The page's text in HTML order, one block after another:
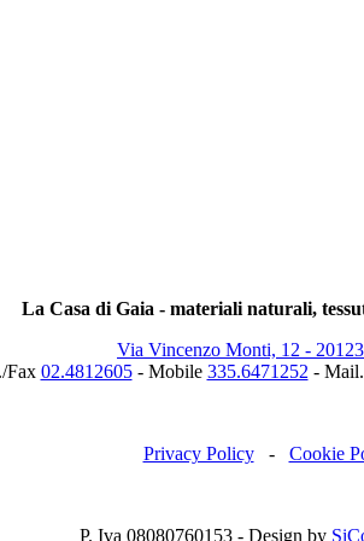
La Casa di Gaia - materiali naturali,
Via Vincenzo Monti, 12 -
Fax 02.4812605- Mobile 335.6471252 - Mail.
Privacy Policy- Cookie
P. Iva 08080760153 - Design by